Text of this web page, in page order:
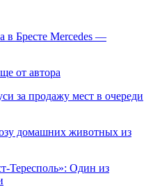
в Бресте Mercedes —
от автора
за продажу мест в очереди
домашних животных из
Тересполь»: Один из